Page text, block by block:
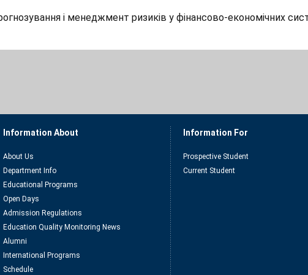
і менеджмент ризиків у фінансово-економічних
Information About
About Us
Department Info
Educational Programs
Open Days
Admission Regulations
Education Quality Monitoring News
Alumni
International Programs
Schedule
Information For
Prospective Student
Current Student